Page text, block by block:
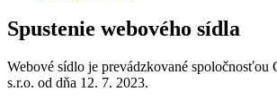
Spustenie webového sídla
Webové sídlo je prevádzkované spoločnosťou
s.r.o. od dňa 12. 7. 2023.